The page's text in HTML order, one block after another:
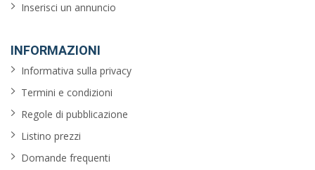
Inserisci un annuncio
INFORMAZIONI
Informativa sulla privacy
Termini e condizioni
Regole di pubblicazione
Listino prezzi
Domande frequenti